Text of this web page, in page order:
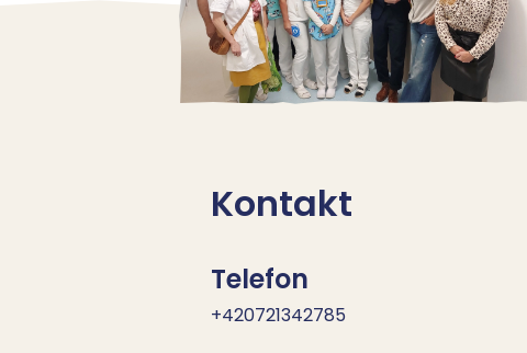
Kontakt
Telefon
+420721342785